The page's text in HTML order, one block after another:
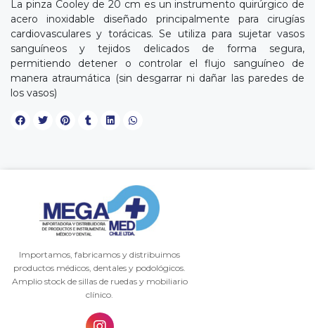
La pinza Cooley de 20 cm es un instrumento quirúrgico de
acero inoxidable diseñado principalmente para cirugías
cardiovasculares y torácicas. Se utiliza para sujetar vasos
sanguíneos y tejidos delicados de forma segura,
permitiendo detener o controlar el flujo sanguíneo de
manera atraumática (sin desgarrar ni dañar las paredes de
los vasos)
Importamos, fabricamos y distribuimos
productos médicos, dentales y podológicos.
Amplio stock de sillas de ruedas y mobiliario
clínico.